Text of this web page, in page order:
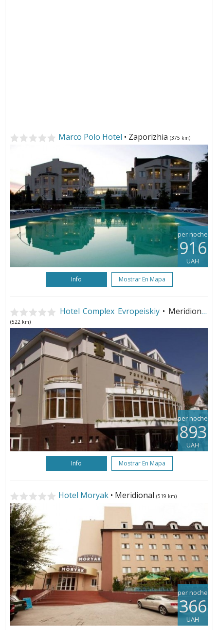
Marco Polo Hotel • Zaporizhia (375 km)
per noche
916
UAH
Info Mostrar En Mapa
Hotel Complex Evropeiskiy • Meridional
(522 km)
per noche
893
UAH
Info Mostrar En Mapa
Hotel Moryak • Meridional (519 km)
per noche
366
UAH